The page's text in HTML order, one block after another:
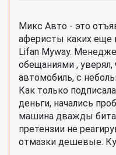
Микс Авто - это
аферисты каких еще
Lifan Myway.
обещаниями ,
автомобиль, с
Как только
деньги, начались
машина дважды
претензии не
отмазки дешевые.